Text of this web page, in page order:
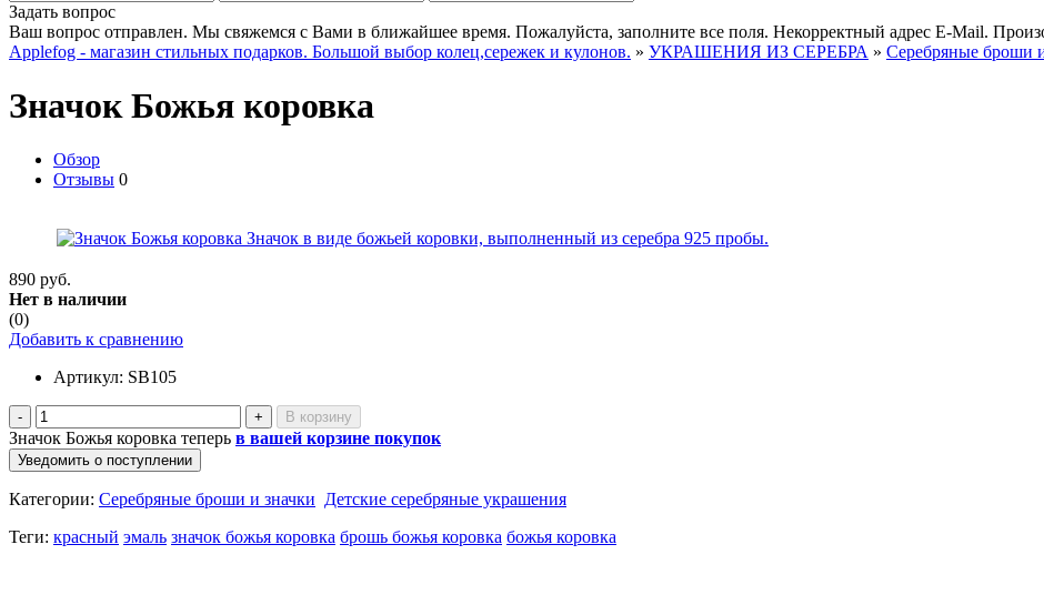
Задать вопрос
Ваш вопрос отправлен. Мы свяжемся с Вами в ближайшее время. Пожалуйста, заполните все поля. Некорректный адрес E-Mail.
Applefog - магазин стильных подарков. Большой выбор колец,сережек и кулонов. » УКРАШЕНИЯ ИЗ СЕРЕБРА » Серебряные броши
Значок Божья коровка
Обзор
Отзывы 0
890 руб.
Нет в наличии
(0)
Добавить к сравнению
Артикул: SB105
- +
Значок Божья коровка теперь в вашей корзине покупок
Уведомить о поступлении
Категории: Серебряные броши и значки Детские серебряные украшения
Теги: красный эмаль значок божья коровка брошь божья коровка божья коровка